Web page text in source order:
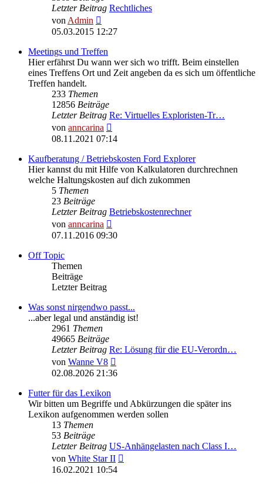
Letzter Beitrag Rechtliches
vonAdmin
Beitrag
05.03.2015 12:27
Meetings und Treffen
Hier erfährst Du wann wer sich wo trifft. Beim einstellen
eines Treffens Ort und Zeit angeben da es sich um öffentliche
Treffen handelt.
233 Themen
12856 Beiträge
Letzter Beitrag Re: Virtuelles Exploristen-Tr…
von anncarina
Beitrag
08.11.2021 07:14
Kaufberatung / Betriebskosten Ford Explorer
Hier kannst du mit Hilfe von Kalkulatoren durchrechnen
welche Haltungskosten auf dich zukommen
5 Themen
23 Beiträge
Letzter Beitrag Betriebskostenrechner
von anncarina
Beitrag
07.11.2016 09:30
Off Topic
Themen
Beiträge
Letzter Beitrag
Was sonst nirgendwo passt...
...aber legal und anständig ist!
2961 Themen
49665 Beiträge
Letzter Beitrag Re: Lösung für die EU‑Verordn…
von Wanne V8
Beitrag
02.08.2026 21:36
Futter für das Lexikon
Wir bitten um Begriffe und Abkürzungen die später ins
Lexikon aufgenommen werden sollen
13 Themen
53 Beiträge
Letzter Beitrag US-Anhängelasten nach Class I…
von White Star II
16.02.2021 10:54